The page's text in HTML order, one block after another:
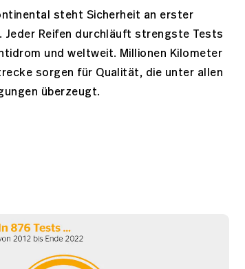
steht Sicherheit an erster
Jeder Reifen durchläuft strengste Tests
und weltweit. Millionen Kilometer
sorgen für Qualität, die unter allen
überzeugt.